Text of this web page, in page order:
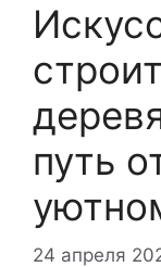
путь
24 апреля